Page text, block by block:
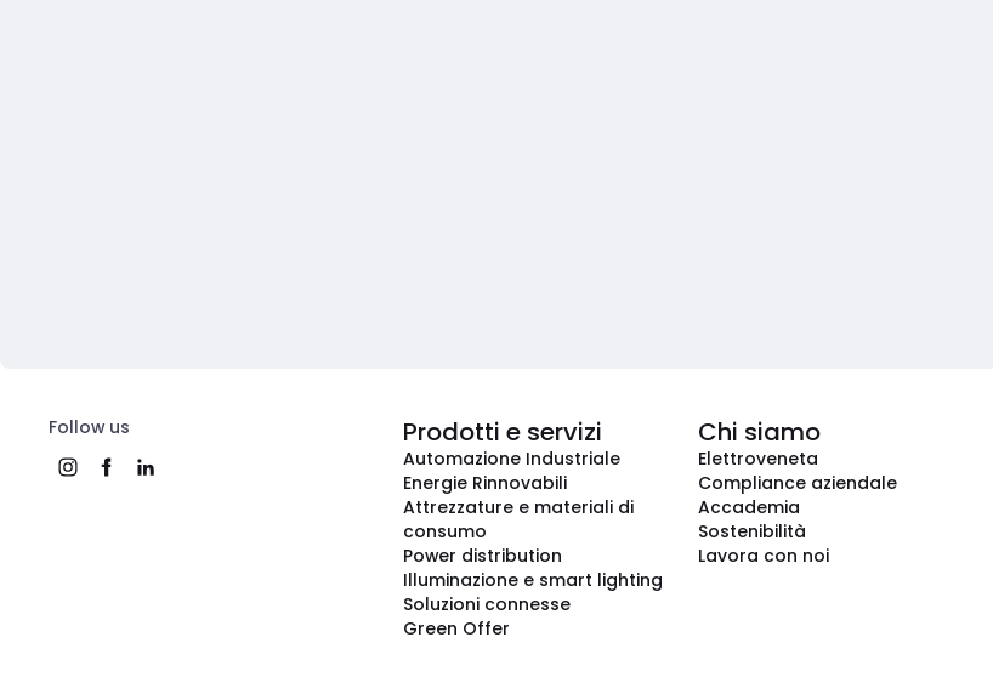
Follow us Prodotti e servizi
Automazione Industriale
Energie Rinnovabili
Attrezzature e materiali di
consumo
Power distribution
Illuminazione e smart lighting
Soluzioni connesse
Green Offer
Chi siamo
Elettroveneta
Compliance aziendale
Accademia
Sostenibilità
Lavora con noi